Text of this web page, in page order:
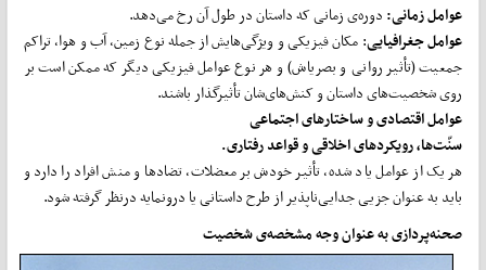
عوامل زمانی:دوره‌ی زمانی که داستان در طول آن رخ می­‌دهد.
عوامل جغرافیایی: مکان فیزیکی و ویژگی­‌هایش از جمله نوع زمین، آب و هوا، تراکم
جمعیت (تأثیر روانی و بصری­اش) و هر نوع عوامل فیزیکی دیگر که ممکن است بر
روی شخصیت‌­های داستان و کنش‌­­های‌شان تأثیرگذار باشند.
عوامل اقتصادی و ساختارهای اجتماعی
سنّت‌­ها، رویکرد­های اخلاقی و قواعد رفتاری.
هر یک از عوامل یاد شده، تأثیر خودش بر معضلات، تضاد­ها و منش افراد را دارد و
باید به عنوان جزیی جدایی‌ناپذیر از طرح داستانی یا درونمایه درنظر گرفته شود.
صحنه‌­پردازی به عنوان وجه مشخصه‌ی شخصیت